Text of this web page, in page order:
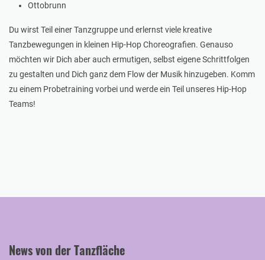
Ottobrunn
Du wirst Teil einer Tanzgruppe und erlernst viele kreative
Tanzbewegungen in kleinen Hip-Hop Choreografien. Genauso
möchten wir Dich aber auch ermutigen, selbst eigene Schrittfolgen
zu gestalten und Dich ganz dem Flow der Musik hinzugeben. Komm
zu einem Probetraining vorbei und werde ein Teil unseres Hip-Hop
Teams!
News von der Tanzfläche